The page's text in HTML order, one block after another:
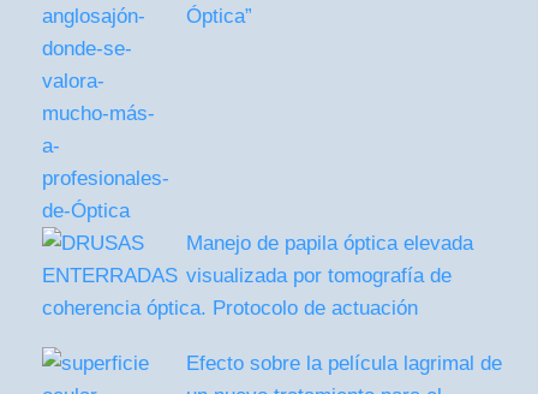
Óptica”
Manejo de papila óptica elevada
visualizada por tomografía de
coherencia óptica. Protocolo de actuación
Efecto sobre la película lagrimal de